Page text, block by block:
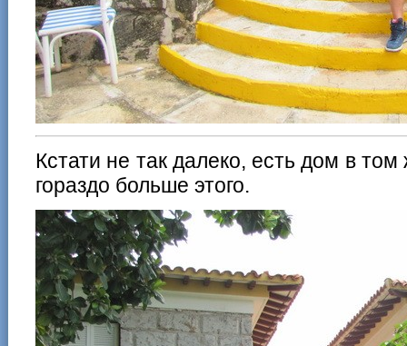
Кстати не так далеко, есть дом в
гораздо больше этого.